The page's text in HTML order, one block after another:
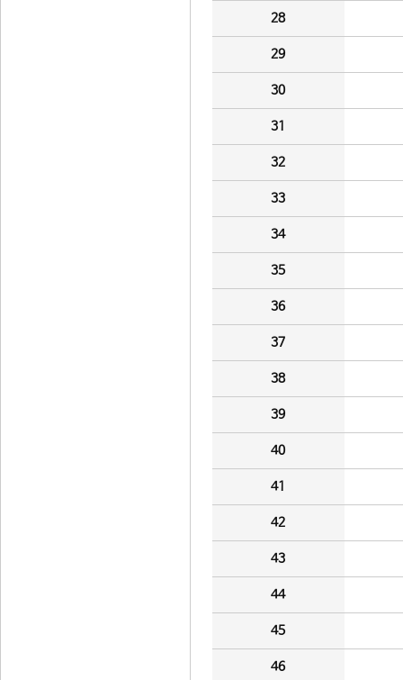
28
29
30
31
32
33
34
35
36
37
38
39
40
41
42
43
44
45
46